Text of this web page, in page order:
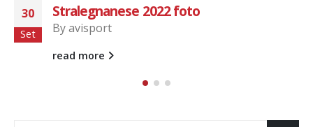
10
Nov
BIKE USCITA 07-11-2021
Byavisport
Uscita domenicale bikegroup 07-11-2021